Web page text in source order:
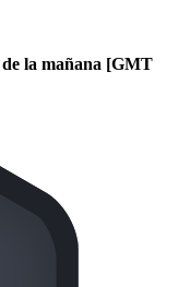
la mañana [GMT